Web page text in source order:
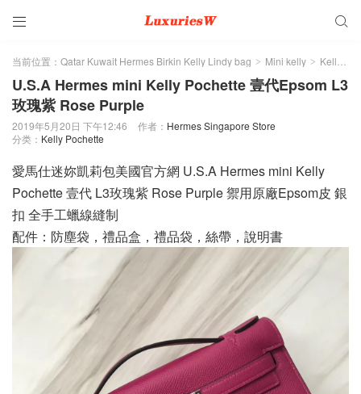
 
当前位置： Qatar Kuwait Hermes Birkin Kelly Lindy bag > Mini kelly > Kelly Pochette
U.S.A Hermes mini Kelly Pochette 壹代Epsom L3
玫瑰紫 Rose Purple
2019年5月20日 下午12:46 作者： Hermes Singapore Store
分类： Kelly Pochette
愛馬仕迷妳凱莉包美國官方網 U.S.A Hermes mini Kelly
Pochette 壹代 L3玫瑰紫 Rose Purple 禦用原廠Epsom皮 銀
扣 全手工蠟線縫制
配件：防塵袋，禮品盒，禮品袋，絲帶，說明書